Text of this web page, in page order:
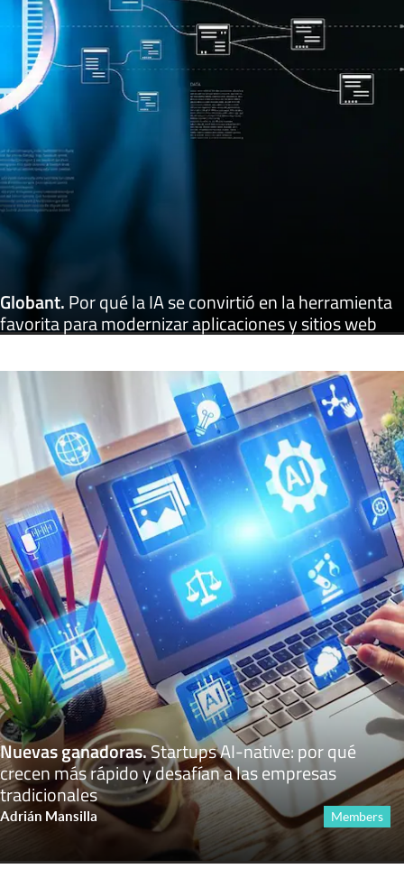
Globant.Por qué la IA se convirtió en la herramienta
favorita para modernizar aplicaciones y sitios web
Nuevas ganadoras.Startups AI-native: por qué
crecen más rápido y desafían a las empresas
tradicionales
Adrián Mansilla Members